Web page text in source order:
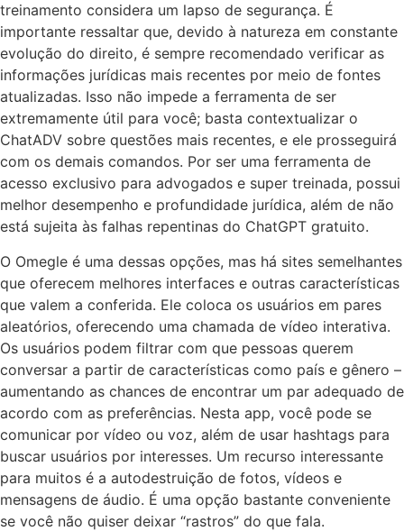
treinamento considera um lapso de segurança. É
importante ressaltar que, devido à natureza em constante
evolução do direito, é sempre recomendado verificar as
informações jurídicas mais recentes por meio de fontes
atualizadas. Isso não impede a ferramenta de ser
extremamente útil para você; basta contextualizar o
ChatADV sobre questões mais recentes, e ele prosseguirá
com os demais comandos. Por ser uma ferramenta de
acesso exclusivo para advogados e super treinada, possui
melhor desempenho e profundidade jurídica, além de não
está sujeita às falhas repentinas do ChatGPT gratuito.
O Omegle é uma dessas opções, mas há sites semelhantes
que oferecem melhores interfaces e outras características
que valem a conferida. Ele coloca os usuários em pares
aleatórios, oferecendo uma chamada de vídeo interativa.
Os usuários podem filtrar com que pessoas querem
conversar a partir de características como país e gênero –
aumentando as chances de encontrar um par adequado de
acordo com as preferências. Nesta app, você pode se
comunicar por vídeo ou voz, além de usar hashtags para
buscar usuários por interesses. Um recurso interessante
para muitos é a autodestruição de fotos, vídeos e
mensagens de áudio. É uma opção bastante conveniente
se você não quiser deixar “rastros” do que fala.